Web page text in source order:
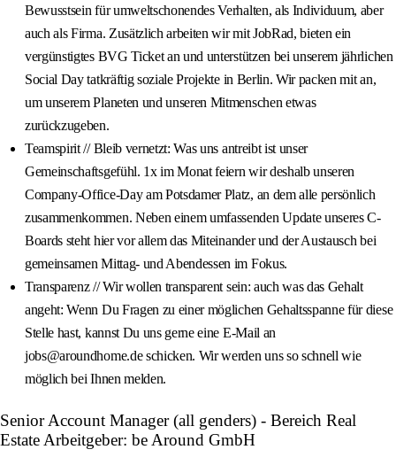
Bewusstsein für umweltschonendes Verhalten, als Individuum, aber
auch als Firma. Zusätzlich arbeiten wir mit JobRad, bieten ein
vergünstigtes BVG Ticket an und unterstützen bei unserem jährlichen
Social Day tatkräftig soziale Projekte in Berlin. Wir packen mit an,
um unserem Planeten und unseren Mitmenschen etwas
zurückzugeben.
Teamspirit // Bleib vernetzt: Was uns antreibt ist unser
Gemeinschaftsgefühl. 1x im Monat feiern wir deshalb unseren
Company-Office-Day am Potsdamer Platz, an dem alle persönlich
zusammenkommen. Neben einem umfassenden Update unseres C-
Boards steht hier vor allem das Miteinander und der Austausch bei
gemeinsamen Mittag- und Abendessen im Fokus.
Transparenz // Wir wollen transparent sein: auch was das Gehalt
angeht: Wenn Du Fragen zu einer möglichen Gehaltsspanne für diese
Stelle hast, kannst Du uns gerne eine E-Mail an
jobs@aroundhome.de schicken. Wir werden uns so schnell wie
möglich bei Ihnen melden.
Senior Account Manager (all genders) - Bereich Real
Estate Arbeitgeber: be Around GmbH